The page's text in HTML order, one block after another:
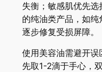
失衡；敏感肌优先
的纯油类产品，如
逐步修复受损屏障。
使用美容油需避开
先取1-2滴于手心，